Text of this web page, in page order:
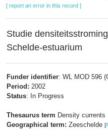
[ report an error in this record ]
Studie
Schelde-estuarium
Funder identifier: WL MOD 596
Period: 2002
Status: In Progress
Thesaurus term Density currents
Geographical term: Zeeschelde [